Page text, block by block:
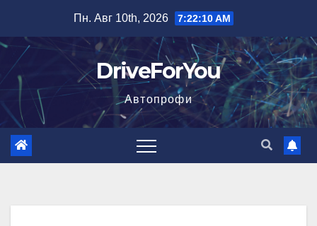
содержимому
Пн. Авг 10th, 2026 7:22:11 AM
DriveForYou
Автопрофи